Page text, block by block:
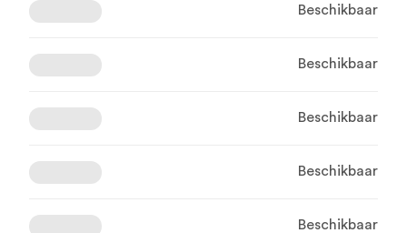
Beschikbaar
Beschikbaar
Beschikbaar
Beschikbaar
Beschikbaar